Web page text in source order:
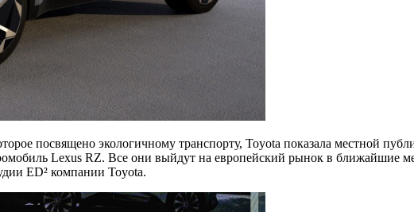
посвящено экологичному транспорту, Toyota показала местной
Lexus RZ. Все они выйдут на европейский рынок в ближайшие
ED² компании Toyota.